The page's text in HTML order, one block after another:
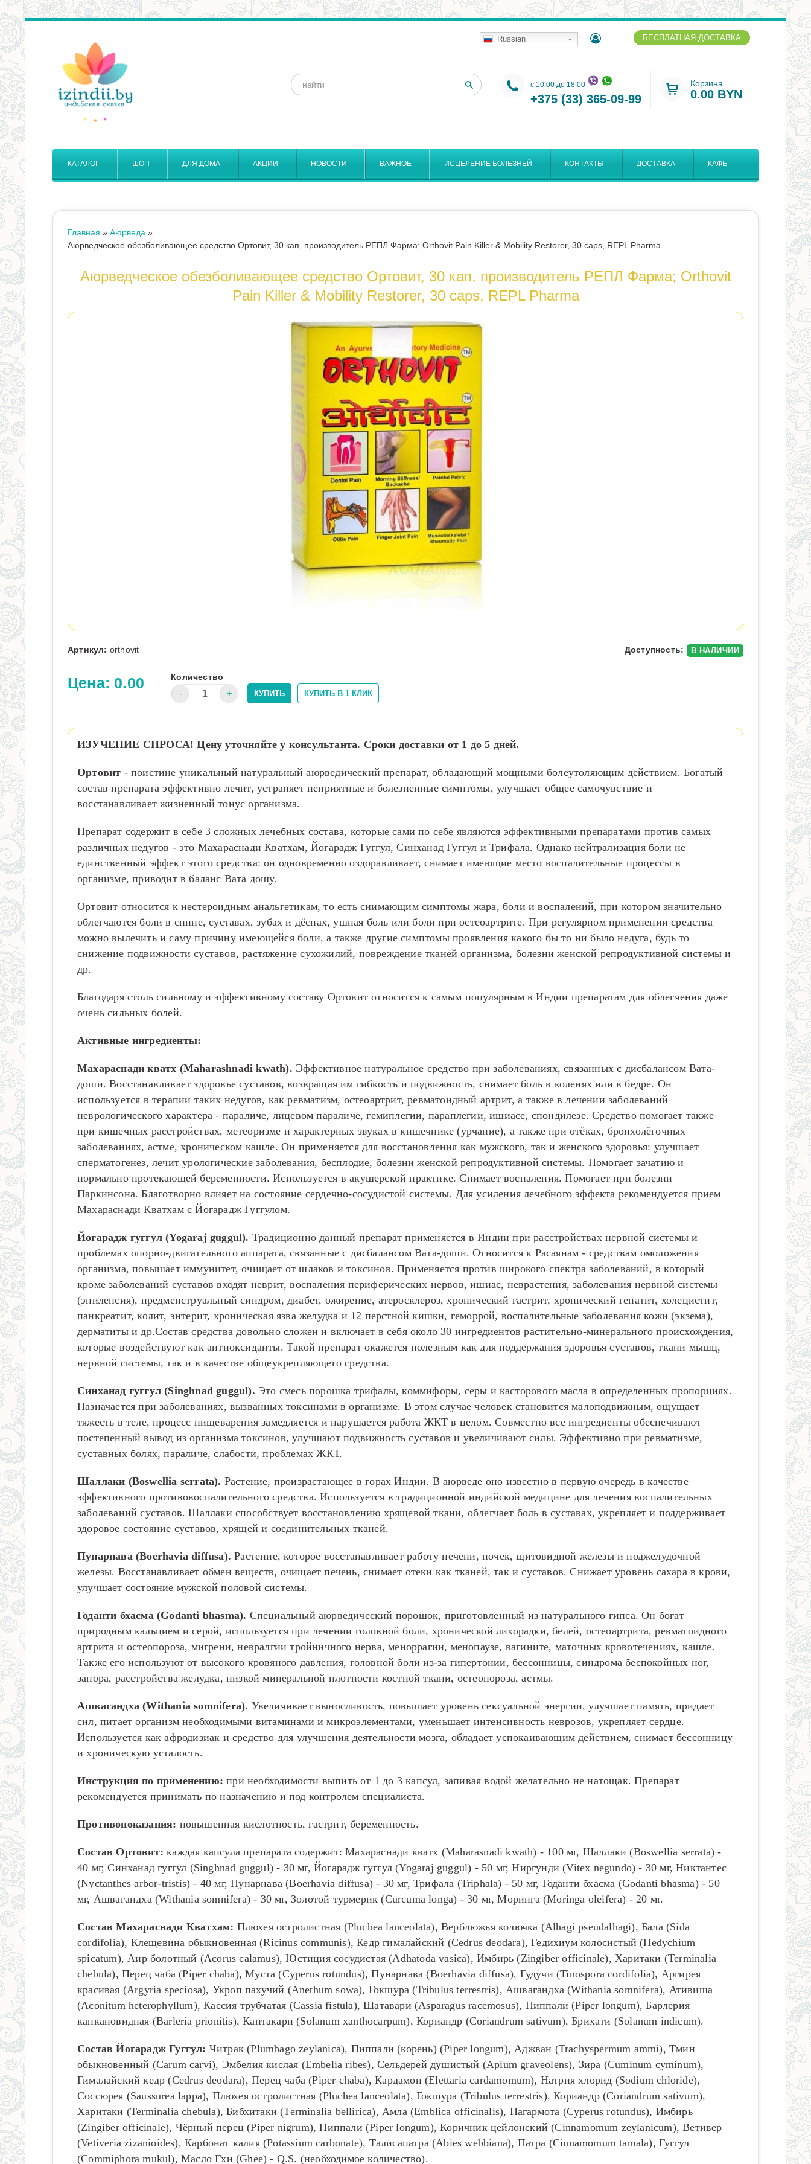
БЕСПЛАТНАЯ ДОСТАВКА
Russian
Корзина
0.00 BYN
c 10:00 до 18:00
+375 (33) 365-09-99
Форма
Поиск
КАТАЛОГ ШОП ДЛЯ ДОМА АКЦИИ НОВОСТИ ВАЖНОЕ ИСЦЕЛЕНИЕ БОЛЕЗНЕЙ КОНТАКТЫ ДОСТАВКА КАФЕ
Вы
здесь
Главная » Аюрведа »
Аюрведческое обезболивающее средство Ортовит, 30 кап, производитель РЕПЛ Фарма; Orthovit Pain Killer & Mobility Restorer, 30 caps, REPL Pharma
Аюрведческое обезболивающее средство Ортовит, 30 кап, производитель РЕПЛ Фарма; Orthovit
Pain Killer & Mobility Restorer, 30 caps, REPL Pharma
Артикул: orthovit Доступность: В НАЛИЧИИ
Цена: 0.00 Количество
ИЗУЧЕНИЕ СПРОСА! Цену уточняйте у консультанта. Сроки доставки от 1 до 5 дней.
Ортовит - поистине уникальный натуральный аюрведический препарат, обладающий мощными болеутоляющим действием. Богатый
состав препарата эффективно лечит, устраняет неприятные и болезненные симптомы, улучшает общее самочувствие и
восстанавливает жизненный тонус организма.
Препарат содержит в себе 3 сложных лечебных состава, которые сами по себе являются эффективными препаратами против самых
различных недугов - это Махараснади Кватхам, Йогарадж Гуггул, Синханад Гуггул и Трифала. Однако нейтрализация боли не
единственный эффект этого средства: он одновременно оздоравливает, снимает имеющие место воспалительные процессы в
организме, приводит в баланс Вата дошу.
Ортовит относится к нестероидным анальгетикам, то есть снимающим симптомы жара, боли и воспалений, при котором значительно
облегчаются боли в спине, суставах, зубах и дёснах, ушная боль или боли при остеоартрите. При регулярном применении средства
можно вылечить и саму причину имеющейся боли, а также другие симптомы проявления какого бы то ни было недуга, будь то
снижение подвижности суставов, растяжение сухожилий, повреждение тканей организма, болезни женской репродуктивной системы и
др.
Благодаря столь сильному и эффективному составу Ортовит относится к самым популярным в Индии препаратам для облегчения даже
очень сильных болей.
Активные ингредиенты:
Махараснади кватх (Maharashnadi kwath). Эффективное натуральное средство при заболеваниях, связанных с дисбалансом Вата-
доши. Восстанавливает здоровье суставов, возвращая им гибкость и подвижность, снимает боль в коленях или в бедре. Он
используется в терапии таких недугов, как ревматизм, остеоартрит, ревматоидный артрит, а также в лечении заболеваний
неврологического характера - параличе, лицевом параличе, гемиплегии, параплегии, ишиасе, спондилезе. Средство помогает также
при кишечных расстройствах, метеоризме и характерных звуках в кишечнике (урчание), а также при отёках, бронхолёгочных
заболеваниях, астме, хроническом кашле. Он применяется для восстановления как мужского, так и женского здоровья: улучшает
сперматогенез, лечит урологические заболевания, бесплодие, болезни женской репродуктивной системы. Помогает зачатию и
нормально протекающей беременности. Используется в акушерской практике. Снимает воспаления. Помогает при болезни
Паркинсона. Благотворно влияет на состояние сердечно-сосудистой системы. Для усиления лечебного эффекта рекомендуется прием
Махараснади Кватхам с Йогарадж Гуггулом.
Йогарадж гуггул (Yogaraj guggul). Традиционно данный препарат применяется в Индии при расстройствах нервной системы и
проблемах опорно-двигательного аппарата, связанные с дисбалансом Вата-доши. Относится к Расаянам - средствам омоложения
организма, повышает иммунитет, очищает от шлаков и токсинов. Применяется против широкого спектра заболеваний, в который
кроме заболеваний суставов входят неврит, воспаления периферических нервов, ишиас, неврастения, заболевания нервной системы
(эпилепсия), предменструальный синдром, диабет, ожирение, атеросклероз, хронический гастрит, хронический гепатит, холецистит,
панкреатит, колит, энтерит, хроническая язва желудка и 12 перстной кишки, геморрой, воспалительные заболевания кожи (экзема),
дерматиты и др.Состав средства довольно сложен и включает в себя около 30 ингредиентов растительно-минерального происхождения,
которые воздействуют как антиоксиданты. Такой препарат окажется полезным как для поддержания здоровья суставов, ткани мышц,
нервной системы, так и в качестве общеукрепляющего средства.
Синханад гуггул (Singhnad guggul). Это смесь порошка трифалы, коммифоры, серы и касторового масла в определенных пропорциях.
Назначается при заболеваниях, вызванных токсинами в организме. В этом случае человек становится малоподвижным, ощущает
тяжесть в теле, процесс пищеварения замедляется и нарушается работа ЖКТ в целом. Совместно все ингредиенты обеспечивают
постепенный вывод из организма токсинов, улучшают подвижность суставов и увеличивают силы. Эффективно при ревматизме,
суставных болях, параличе, слабости, проблемах ЖКТ.
Шаллаки (Boswellia serrata). Растение, произрастающее в горах Индии. В аюрведе оно известно в первую очередь в качестве
эффективного противовоспалительного средства. Используется в традиционной индийской медицине для лечения воспалительных
заболеваний суставов. Шаллаки способствует восстановлению хрящевой ткани, облегчает боль в суставах, укрепляет и поддерживает
здоровое состояние суставов, хрящей и соединительных тканей.
Пунарнава (Boerhavia diffusa). Растение, которое восстанавливает работу печени, почек, щитовидной железы и поджелудочной
железы. Восстанавливает обмен веществ, очищает печень, снимает отеки как тканей, так и суставов. Снижает уровень сахара в крови,
улучшает состояние мужской половой системы.
Годанти бхасма (Godanti bhasma). Специальный аюрведический порошок, приготовленный из натурального гипса. Он богат
природным кальцием и серой, используется при лечении головной боли, хронической лихорадки, белей, остеоартрита, ревматоидного
артрита и остеопороза, мигрени, невралгии тройничного нерва, меноррагии, менопаузе, вагините, маточных кровотечениях, кашле.
Также его используют от высокого кровяного давления, головной боли из-за гипертонии, бессонницы, синдрома беспокойных ног,
запора, расстройства желудка, низкой минеральной плотности костной ткани, остеопороза, астмы.
Ашвагандха (Withania somnifera). Увеличивает выносливость, повышает уровень сексуальной энергии, улучшает память, придает
сил, питает организм необходимыми витаминами и микроэлементами, уменьшает интенсивность неврозов, укрепляет сердце.
Используется как афродизиак и средство для улучшения деятельности мозга, обладает успокаивающим действием, снимает бессонницу
и хроническую усталость.
Инструкция по применению: при необходимости выпить от 1 до 3 капсул, запивая водой желательно не натощак. Препарат
рекомендуется принимать по назначению и под контролем специалиста.
Противопоказания: повышенная кислотность, гастрит, беременность.
Состав Ортовит: каждая капсула препарата содержит: Махараснади кватх (Maharasnadi kwath) - 100 мг, Шаллаки (Boswellia serrata) -
40 мг, Синханад гуггул (Singhnad guggul) - 30 мг, Йогарадж гуггул (Yogaraj guggul) - 50 мг, Ниргунди (Vitex negundo) - 30 мг, Никтантес
(Nyctanthes arbor-tristis) - 40 мг, Пунарнава (Boerhavia diffusa) - 30 мг, Трифала (Triphala) - 50 мг, Годанти бхасма (Godanti bhasma) - 50
мг, Ашвагандха (Withania somnifera) - 30 мг, Золотой турмерик (Curcuma longa) - 30 мг, Моринга (Moringa oleifera) - 20 мг.
Состав Махараснади Кватхам: Плюхея остролистная (Pluchea lanceolata), Верблюжья колючка (Alhagi pseudalhagi), Бала (Sida
cordifolia), Клещевина обыкновенная (Ricinus communis), Кедр гималайский (Cedrus deodara), Гедихиум колосистый (Hedychium
spicatum), Аир болотный (Acorus calamus), Юстиция сосудистая (Adhatoda vasica), Имбирь (Zingiber officinale), Харитаки (Terminalia
chebula), Перец чаба (Piper chaba), Муста (Cyperus rotundus), Пунарнава (Boerhavia diffusa), Гудучи (Tinospora cordifolia), Аргирея
красивая (Argyria speciosa), Укроп пахучий (Anethum sowa), Гокшура (Tribulus terrestris), Ашвагандха (Withania somnifera), Ативиша
(Aconitum heterophyllum), Кассия трубчатая (Cassia fistula), Шатавари (Asparagus racemosus), Пиппали (Piper longum), Барлерия
капкановидная (Barleria prionitis), Кантакари (Solanum xanthocarpum), Кориандр (Coriandrum sativum), Брихати (Solanum indicum).
Состав Йогарадж Гуггул: Читрак (Plumbago zeylanica), Пиппали (корень) (Piper longum), Аджван (Trachyspermum ammi), Тмин
обыкновенный (Carum carvi), Эмбелия кислая (Embelia ribes), Сельдерей душистый (Apium graveolens), Зира (Cuminum cyminum),
Гималайский кедр (Cedrus deodara), Перец чаба (Piper chaba), Кардамон (Elettaria cardamomum), Натрия хлорид (Sodium chloride),
Соссюрея (Saussurea lappa), Плюхея остролистная (Pluchea lanceolata), Гокшура (Tribulus terrestris), Кориандр (Coriandrum sativum),
Харитаки (Terminalia chebula), Бибхитаки (Terminalia bellirica), Амла (Emblica officinalis), Нагармота (Cyperus rotundus), Имбирь
(Zingiber officinale), Чёрный перец (Piper nigrum), Пиппали (Piper longum), Коричник цейлонский (Cinnamomum zeylanicum), Ветивер
(Vetiveria zizanioides), Карбонат калия (Potassium carbonate), Талисапатра (Abies webbiana), Патра (Cinnamomum tamala), Гуггул
(Commiphora mukul), Масло Гхи (Ghee) - Q.S. (необходимое количество).